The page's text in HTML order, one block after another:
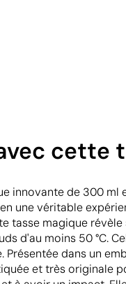
cette
innovante de 300
une véritable
tasse magique
d'au moins 50 °C.
dans un
et très originale